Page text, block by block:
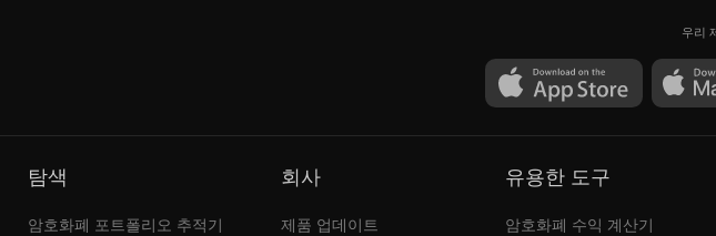
우리
탐색
암호화폐 포트폴리오 추적기
회사
제품 업데이트
유용한 도구
암호화폐 수익 계산기